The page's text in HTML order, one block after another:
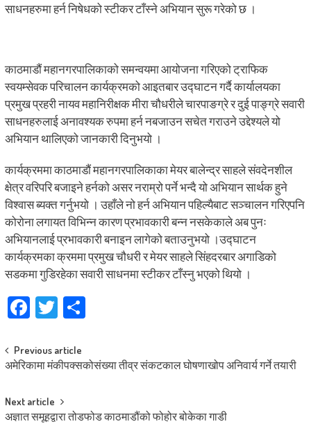
साधनहरुमा हर्न निषेधको स्टीकर टाँस्ने अभियान सुरू गरेको छ ।
काठमाडौं महानगरपालिकाको समन्वयमा आयोजना गरिएको ट्राफिक
स्वयम्सेवक परिचालन कार्यक्रमको आइतबार उद्घाटन गर्दै कार्यालयका
प्रमुख प्रहरी नायव महानिरीक्षक मीरा चौधरीले चारपाङग्रे र दुई पाङ्ग्रे सवारी
साधनहरुलाई अनावश्यक रुपमा हर्न नबजाउन सचेत गराउने उद्देश्यले यो
अभियान थालिएको जानकारी दिनुभयो ।
कार्यक्रममा काठमाडौं महानगरपालिकाका मेयर बालेन्द्र साहले संवदेनशील
क्षेत्र वरिपरि बजाइने हर्नको असर नराम्रो पर्ने भन्दै यो अभियान सार्थक हुने
विश्वास ब्यक्त गर्नुभयो । उहाँले नो हर्न अभियान पहिल्यैबाट सञ्चालन गरिएपनि
कोरोना लगायत विभिन्न कारण प्रभावकारी बन्न नसकेकाले अब पुनः
अभियानलाई प्रभावकारी बनाइन लागेको बताउनुभयो ।उद्घाटन
कार्यक्रमका क्रममा प्रमुख चौधरी र मेयर साहले सिंहदरबार अगाडिको
सडकमा गुडिरहेका सवारी साधनमा स्टीकर टाँस्नु भएको थियो ।
Facebook
TwitterShare
Post
navigation
Previous article
अमेरिकामा मंकीपक्सकोसंख्या तीव्र संकटकाल घोषणाखोप अनिवार्य गर्ने तयारी
Next article
अज्ञात समूहद्वारा तोडफोड काठमाडौंको फोहोर बोकेका गाडी